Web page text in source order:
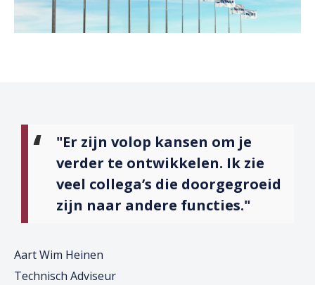
"Er zijn volop kansen om je
verder te ontwikkelen. Ik zie
veel collega’s die doorgegroeid
zijn naar andere functies."
Aart Wim Heinen
Technisch Adviseur